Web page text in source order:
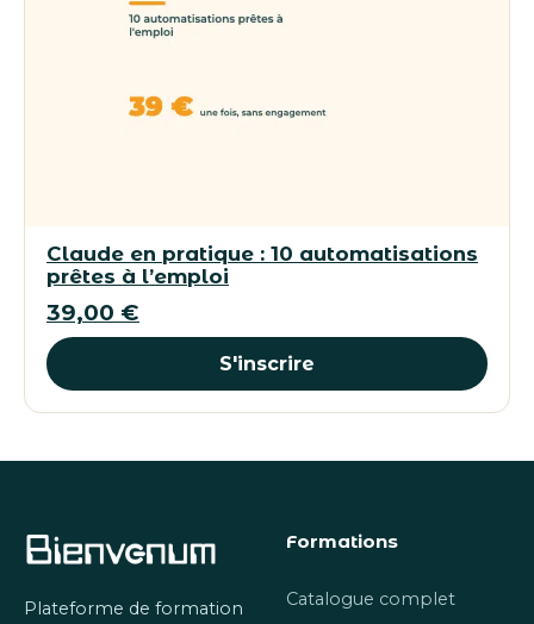
Claude en pratique : 10 automatisations
prêtes à l’emploi
39,00 €
S'inscrire
Plateforme de formation
Formations
Catalogue complet